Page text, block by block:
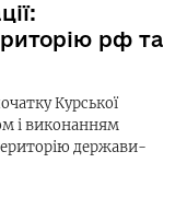
рф та
Курської
і виконанням
держави-